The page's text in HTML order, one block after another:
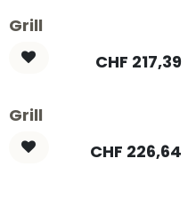
Grill
CHF 217,39
Grill
CHF 226,64